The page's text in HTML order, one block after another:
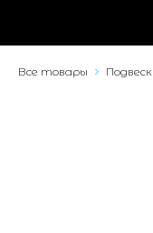
Все товары